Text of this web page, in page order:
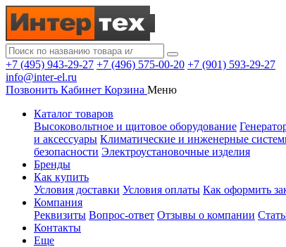
+7 (495) 943-29-27 +7 (496) 575-00-20 +7 (901) 593-29-27
info@inter-el.ru
Позвонить Кабинет Корзина Меню
Каталог товаров
Высоковольтное и щитовое оборудование
и аксессуары Климатические и инженерные
безопасности Электроустановочные изделия
Бренды
Как купить
Условия доставки Условия оплаты Как оформить
Компания
Реквизиты Вопрос-ответ Отзывы о компании
Контакты
Еще